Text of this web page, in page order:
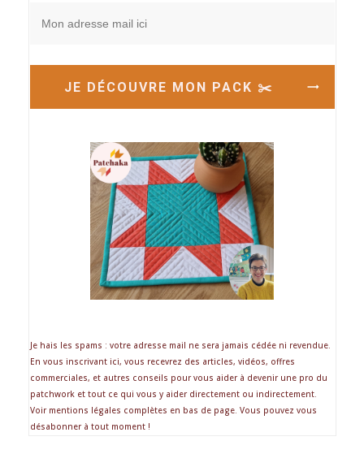
JE DÉCOUVRE MON PACK ✂️
Je hais les spams : votre adresse mail ne sera jamais cédée ni revendue.
En vous inscrivant ici, vous recevrez des articles, vidéos, offres
commerciales, et autres conseils pour vous aider à devenir une pro du
patchwork et tout ce qui vous y aider directement ou indirectement.
Voir mentions légales complètes en bas de page. Vous pouvez vous
désabonner à tout moment !